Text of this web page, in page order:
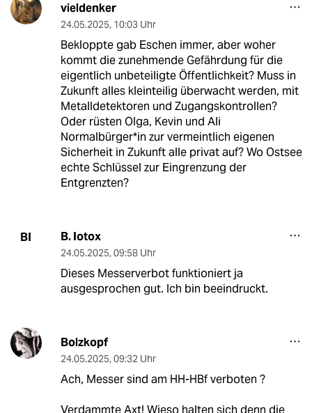
vieldenker
24.05.2025, 10:03 Uhr
Bekloppte gab Eschen immer, aber woher
kommt die zunehmende Gefährdung für die
eigentlich unbeteiligte Öffentlichkeit? Muss in
Zukunft alles kleinteilig überwacht werden, mit
Metalldetektoren und Zugangskontrollen?
Oder rüsten Olga, Kevin und Ali
Normalbürger*in zur vermeintlich eigenen
Sicherheit in Zukunft alle privat auf? Wo Ostsee
echte Schlüssel zur Eingrenzung der
Entgrenzten?
BI B. Iotox
24.05.2025, 09:58 Uhr
Dieses Messerverbot funktioniert ja
ausgesprochen gut. Ich bin beeindruckt.
Bolzkopf
24.05.2025, 09:32 Uhr
Ach, Messer sind am HH-HBf verboten ?
Verdammte Axt! Wieso halten sich denn die